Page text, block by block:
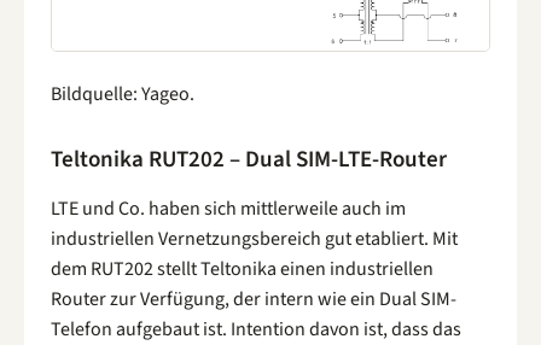
Bildquelle: Yageo.
Teltonika RUT202 – Dual SIM-LTE-Router
LTE und Co. haben sich mittlerweile auch im
industriellen Vernetzungsbereich gut etabliert. Mit
dem RUT202 stellt Teltonika einen industriellen
Router zur Verfügung, der intern wie ein Dual SIM-
Telefon aufgebaut ist. Intention davon ist, dass das